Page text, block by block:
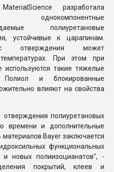
ПЕРЕЙТИ НА
разработала
однокомпонентные
полиуретановые
устойчивые к царапинам.
отверждения может
При этом при
используются такие тяжелые
и блокированные
влияют на свойства
полиуретановых
времени и дополнительные
Bayer заключается
функциональных
и новых полиизоцианатов", -
покрытий, клеев и